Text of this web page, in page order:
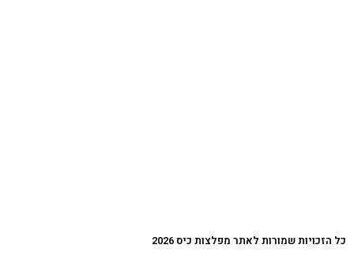
כל הזכויות שמורות לאתר מפלצות כיס 2026